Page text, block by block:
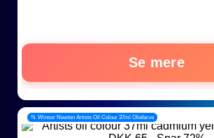
Se mere
📂 Winsor Newton Artists Oil Colour 37ml Oliefarve